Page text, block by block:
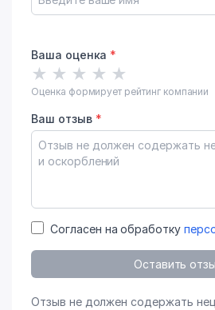
Ваша оценка *
★ ★ ★ ★ ★
Оценка формирует рейтинг компании
Ваш отзыв *
Согласен на обработку
Оставить
Отзыв не должен содержать